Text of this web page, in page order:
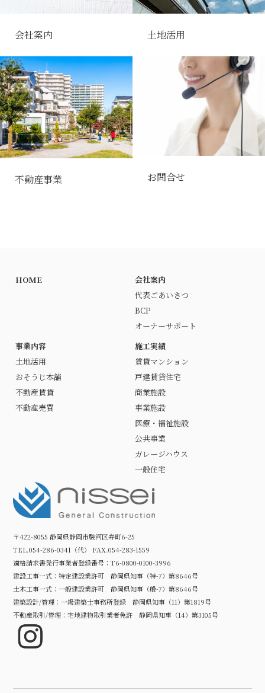
会社案内 土地活用
不動産事業 お問合せ
HOME
会社案内
代表ごあいさつ
BCP
オーナーサポート
事業内容
土地活用
おそうじ本舗
不動産賃貸
不動産売買
施工実績
賃貸マンション
戸建賃貸住宅
商業施設
事業施設
医療・福祉施設
公共事業
ガレージハウス
一般住宅
〒422-8055 静岡県静岡市駿河区寿町6-25
TEL.054-286-0341（代） FAX.054-283-1559
適格請求書発行事業者登録番号：T6-0800-0100-3996
建設工事一式：特定建設業許可 静岡県知事（特-7）第8646号
土木工事一式：一般建設業許可 静岡県知事（般-7）第8646号
建築設計/管理：一級建築士事務所登録 静岡県知事（11）第1819号
不動産取引/管理：宅地建物取引業者免許 静岡県知事（14）第3105号